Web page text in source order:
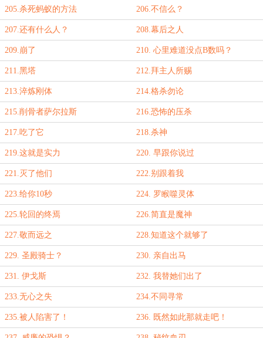
205.杀死蚂蚁的方法 206.不信么？
207.还有什么人？ 208.幕后之人
209.崩了 210. 心里难道没点B数吗？
211.黑塔 212.拜主人所赐
213.淬炼刚体 214.格杀勿论
215.削骨者萨尔拉斯 216.恐怖的压杀
217.吃了它 218.杀神
219.这就是实力 220. 早跟你说过
221.灭了他们 222.别跟着我
223.给你10秒 224. 罗睺噬灵体
225.轮回的终焉 226.简直是魔神
227.敬而远之 228.知道这个就够了
229. 圣殿骑士？ 230. 亲自出马
231. 伊戈斯 232. 我替她们出了
233.无心之失 234.不同寻常
235.被人陷害了！ 236. 既然如此那就走吧！